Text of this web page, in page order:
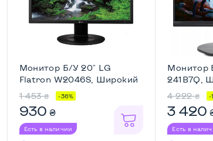
Монитор Б/У 20" LG
Flatron W2046S, Широкий
...
1 453 ₴ -36%
930 ₴
Есть в наличии
Монитор
241B7Q,
4 222 ₴ -
3 420
Есть в